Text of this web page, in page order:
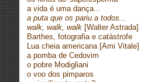
a vida é uma dança...
a puta que os pariu a todos...
walk, walk, walk [Walter Astrada]
Barthes, fotografia e catástrofe
Lua cheia americana [Ami Vitale]
a pomba de Cedovim
o pobre Modigliani
o voo dos pimparos